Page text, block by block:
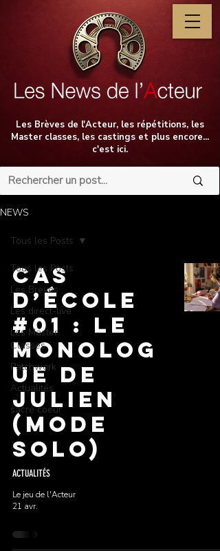
Les Brèves de l'Acteur, les répétitions, les
Master classes, les castings et plus encore...
c'est ici.
NEWS
Tous les Posts
Les Brèves
Les direct-live
Les Master
Classes
Patchwork
Actualités
sacré coeur
Tous les Posts
CAS
D’ÉCOLE
#01 : LE
MONOLOG
UE DE
JULIEN
(MODE
SOLO)
ACTUALITÉS
Le jeu de l'Acteur
21 avr.